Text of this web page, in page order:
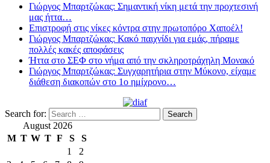
Γιώργος Μπαρτζώκας: Σημαντική νίκη μετά την προχτεσινή
μας ήττα…
Επιστροφή στις νίκες κόντρα στην πρωτοπόρο Χαποέλ!
Γιώργος Μπαρτζώκας: Κακό παιχνίδι για εμάς, πήραμε
πολλές κακές αποφάσεις
Ήττα στο ΣΕΦ στο νήμα από την σκληροτράχηλη Μονακό
Γιώργος Μπαρτζώκας: Συγχαρητήρια στην Μύκονο, είχαμε
διάθεση διακοπών στο 1ο ημίχρονο…
Search for:
August 2026
M T W T F S
S
1
2